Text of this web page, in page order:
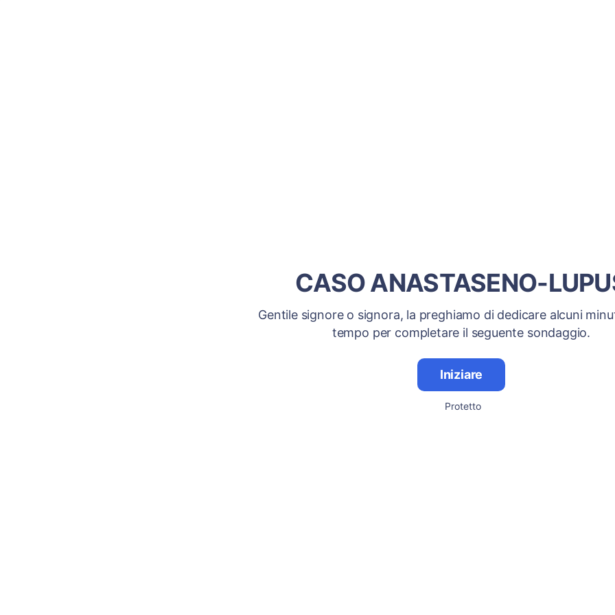
CASO ANASTASENO-
Gentile signore o signora, la preghiamo di dedicare alcuni
tempo per completare il seguente sondaggio.
Iniziare
Protetto